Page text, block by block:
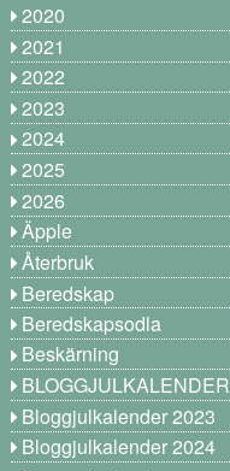
2020
2021
2022
2023
2024
2025
2026
Äpple
Återbruk
Beredskap
Beredskapsodla
Beskärning
BLOGGJULKALENDER
Bloggjulkalender 2023
Bloggjulkalender 2024